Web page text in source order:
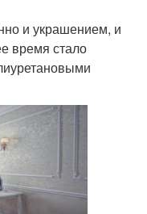
и украшением, и
время стало